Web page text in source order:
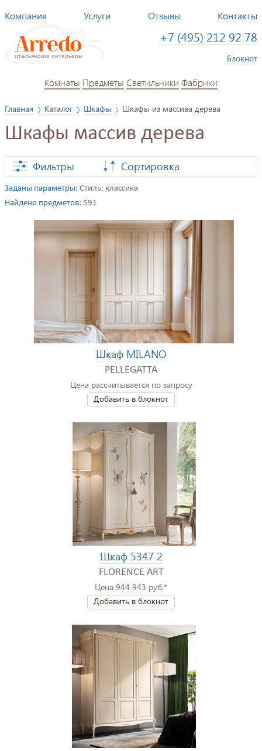
Компания Услуги Отзывы Контакты
+7 (495) 212 92 78
Блокнот
Комнаты Предметы Светильники Фабрики
Главная Каталог Шкафы Шкафы из массива дерева
Шкафы массив дерева
Фильтры Сортировка
Заданы параметры: Стиль: классика
Найдено предметов: 591
Шкаф MILANO
PELLEGATTA
Цена рассчитывается по запросу
Добавить в блокнот
Шкаф 5347 2
FLORENCE ART
Цена 944 943 руб.*
Добавить в блокнот